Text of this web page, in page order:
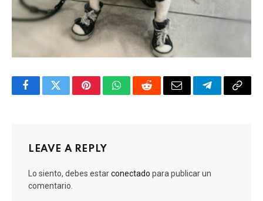
FacebookTwitterPinterestWhatsAppRedditEmail TelegramCopy
LEAVE A REPLY
Lo siento, debes estarconectado para publicar un
comentario.